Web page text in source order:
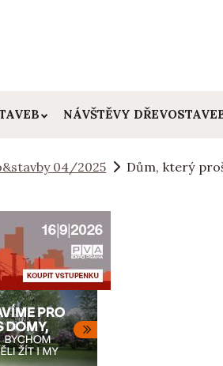
NÁVŠTĚVY
04/2025 Dům, který